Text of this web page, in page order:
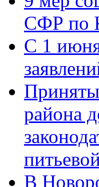
СФР по
С 1
района
В